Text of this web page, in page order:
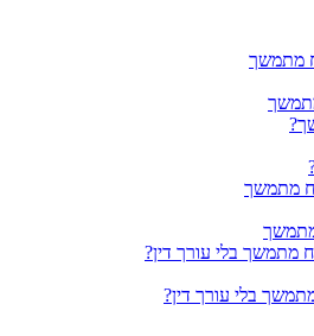
מתמשך
מתמשך
בלי עורך דין?